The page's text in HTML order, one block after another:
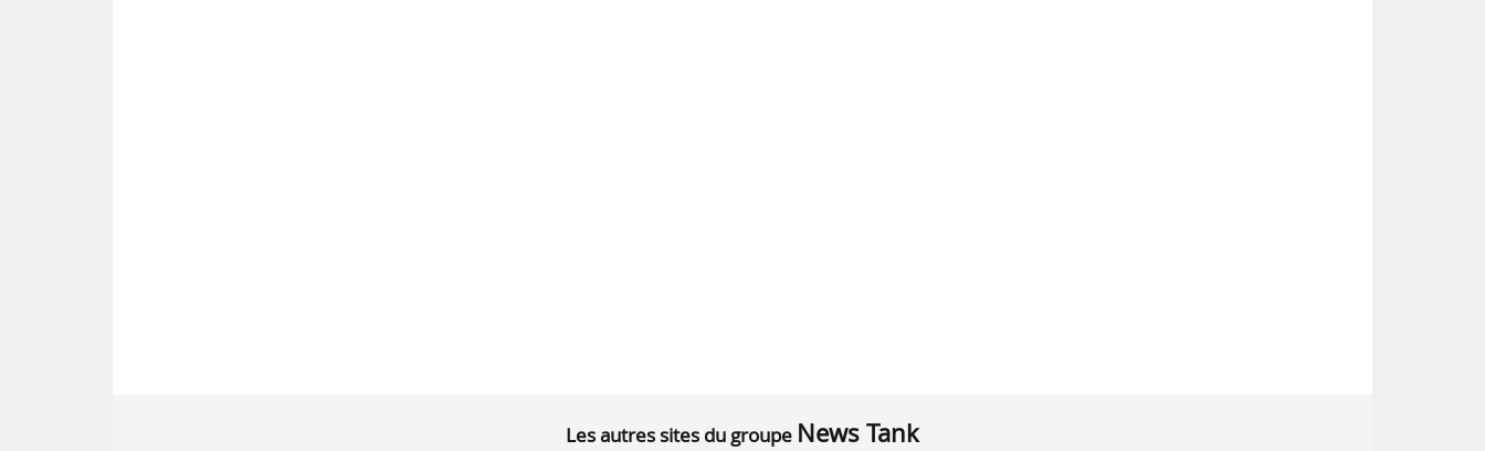
Les autres sites du groupe News Tank